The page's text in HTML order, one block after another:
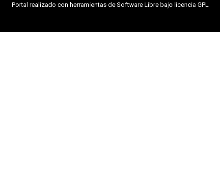
Portal realizado con herramientas de Software Libre bajo licencia GPL